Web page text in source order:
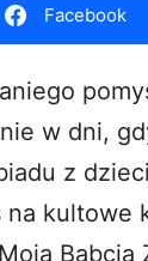
Facebook
w dni,
z
na
Babcia